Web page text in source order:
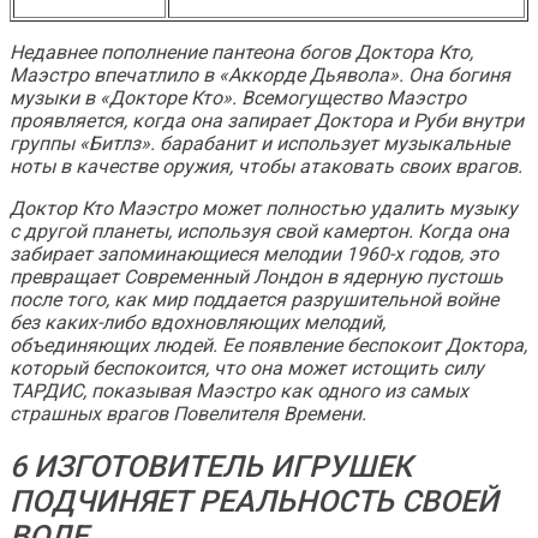
Недавнее пополнение пантеона богов Доктора Кто,
Маэстро впечатлило в «Аккорде Дьявола». Она богиня
музыки в «Докторе Кто». Всемогущество Маэстро
проявляется, когда она запирает Доктора и Руби внутри
группы «Битлз». барабанит и использует музыкальные
ноты в качестве оружия, чтобы атаковать своих врагов.
Доктор Кто Маэстро может полностью удалить музыку
с другой планеты, используя свой камертон. Когда она
забирает запоминающиеся мелодии 1960-х годов, это
превращает Современный Лондон в ядерную пустошь
после того, как мир поддается разрушительной войне
без каких-либо вдохновляющих мелодий,
объединяющих людей. Ее появление беспокоит Доктора,
который беспокоится, что она может истощить силу
ТАРДИС, показывая Маэстро как одного из самых
страшных врагов Повелителя Времени.
6 ИЗГОТОВИТЕЛЬ ИГРУШЕК
ПОДЧИНЯЕТ РЕАЛЬНОСТЬ СВОЕЙ